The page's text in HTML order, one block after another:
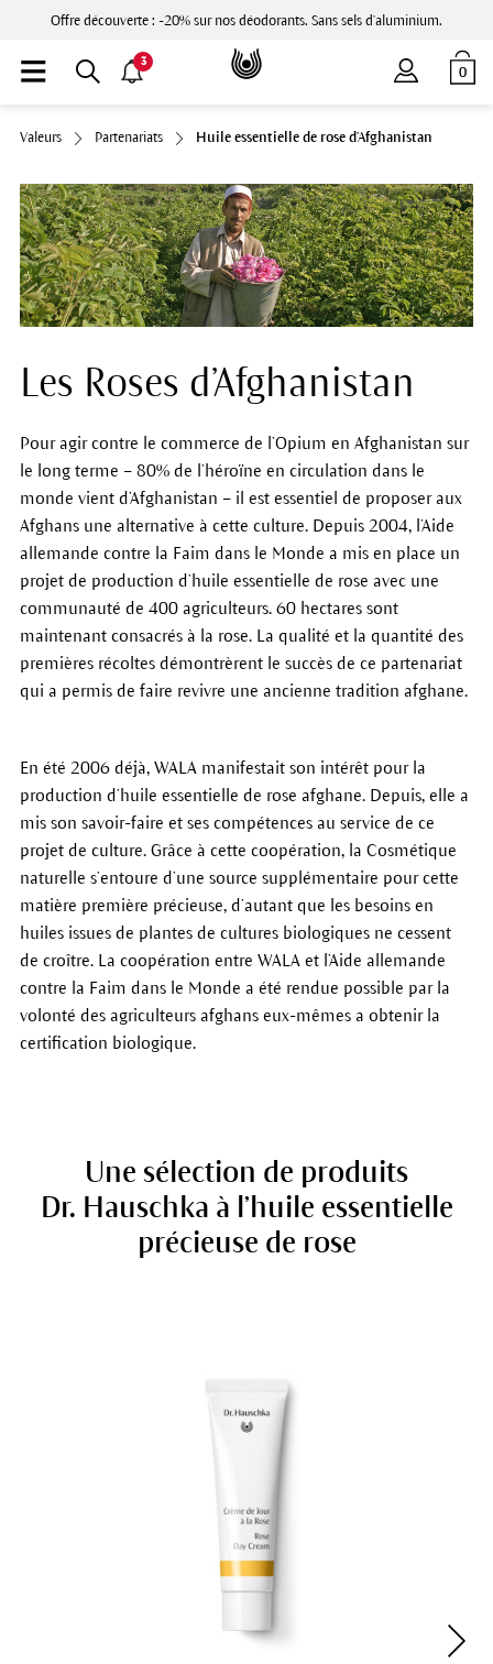
Offre découverte : -20% sur nos déodorants. Sans sels d'aluminium.
0
3
Valeurs Partenariats Huile essentielle de rose d’Afghanistan
Les Roses d’Afghanistan
Pour agir contre le commerce de l’Opium en Afghanistan sur
le long terme – 80% de l’héroïne en circulation dans le
monde vient d’Afghanistan – il est essentiel de proposer aux
Afghans une alternative à cette culture. Depuis 2004, l’Aide
allemande contre la Faim dans le Monde a mis en place un
projet de production d’huile essentielle de rose avec une
communauté de 400 agriculteurs. 60 hectares sont
maintenant consacrés à la rose. La qualité et la quantité des
premières récoltes démontrèrent le succès de ce partenariat
qui a permis de faire revivre une ancienne tradition afghane.
En été 2006 déjà, WALA manifestait son intérêt pour la
production d’huile essentielle de rose afghane. Depuis, elle a
mis son savoir-faire et ses compétences au service de ce
projet de culture. Grâce à cette coopération, la Cosmétique
naturelle s’entoure d’une source supplémentaire pour cette
matière première précieuse, d’autant que les besoins en
huiles issues de plantes de cultures biologiques ne cessent
de croître. La coopération entre WALA et l’Aide allemande
contre la Faim dans le Monde a été rendue possible par la
volonté des agriculteurs afghans eux-mêmes a obtenir la
certification biologique.
Une sélection de produits
Dr. Hauschka à l’huile essentielle
précieuse de rose